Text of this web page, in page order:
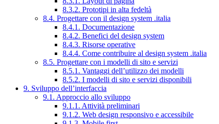
8.3.2. Prototipi in alta fedeltà
8.4. Progettare con il design system .italia
8.4.1. Documentazione
8.4.2. Benefici del design system
8.4.3. Risorse operative
8.4.4. Come contribuire al design system .italia
8.5. Progettare con i modelli di sito e servizi
8.5.1. Vantaggi dell’utilizzo dei modelli
8.5.2. I modelli di sito e servizi disponibili
9. Sviluppo dell’interfaccia
9.1. Approccio allo sviluppo
9.1.1. Attività preliminari
9.1.2. Web design responsivo e accessibile